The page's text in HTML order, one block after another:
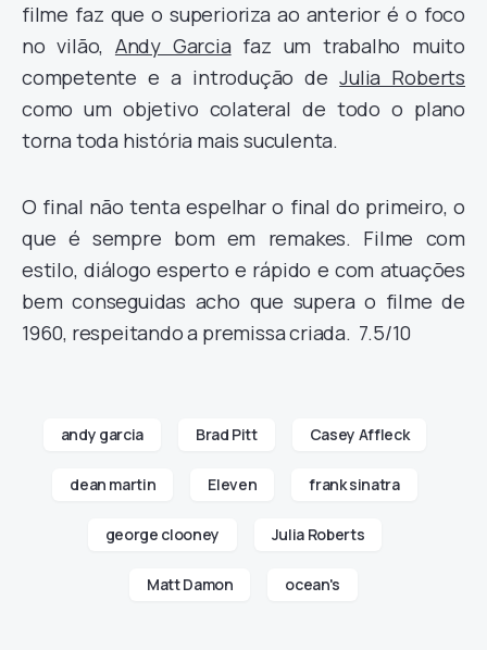
filme faz que o superioriza ao anterior é o foco
no vilão, Andy Garcia faz um trabalho muito
competente e a introdução deJulia Roberts
como um objetivo colateral de todo o plano
torna toda história mais suculenta.
O final não tenta espelhar o final do primeiro, o
que é sempre bom em remakes. Filme com
estilo, diálogo esperto e rápido e com atuações
bem conseguidas acho que supera o filme de
1960, respeitando a premissa criada. 7.5/10
andy garcia Brad Pitt Casey Affleck
dean martin Eleven frank sinatra
george clooney Julia Roberts
Matt Damon ocean's